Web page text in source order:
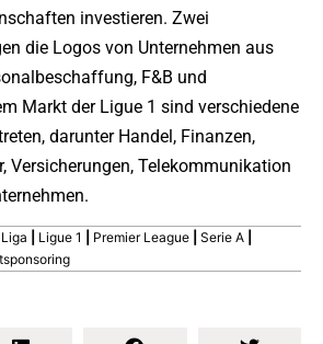
investieren. Zwei
die Logos von Unternehmen aus
F&B und
Markt der Ligue 1 sind verschiedene
darunter Handel, Finanzen,
Versicherungen, Telekommunikation
Ligue 1 Premier League Serie A